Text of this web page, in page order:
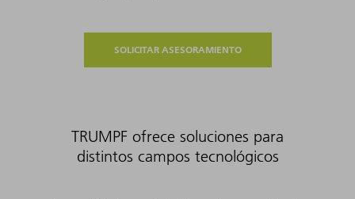
SOLICITAR ASESORAMIENTO
TRUMPF ofrece soluciones para
distintos campos tecnológicos